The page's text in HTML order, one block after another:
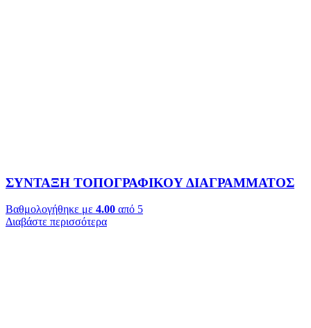
ΣΥΝΤΑΞΗ ΤΟΠΟΓΡΑΦΙΚΟΥ ΔΙΑΓΡΑΜΜΑΤΟΣ
Βαθμολογήθηκε με 4.00 από 5
Διαβάστε περισσότερα